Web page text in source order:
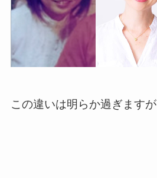
この違いは明らか過ぎますが